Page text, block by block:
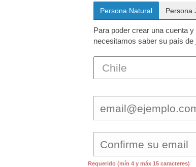
Para poder crear una cuenta
necesitamos saber su país de
Requerido (mín 4 y máx 15 caracteres)